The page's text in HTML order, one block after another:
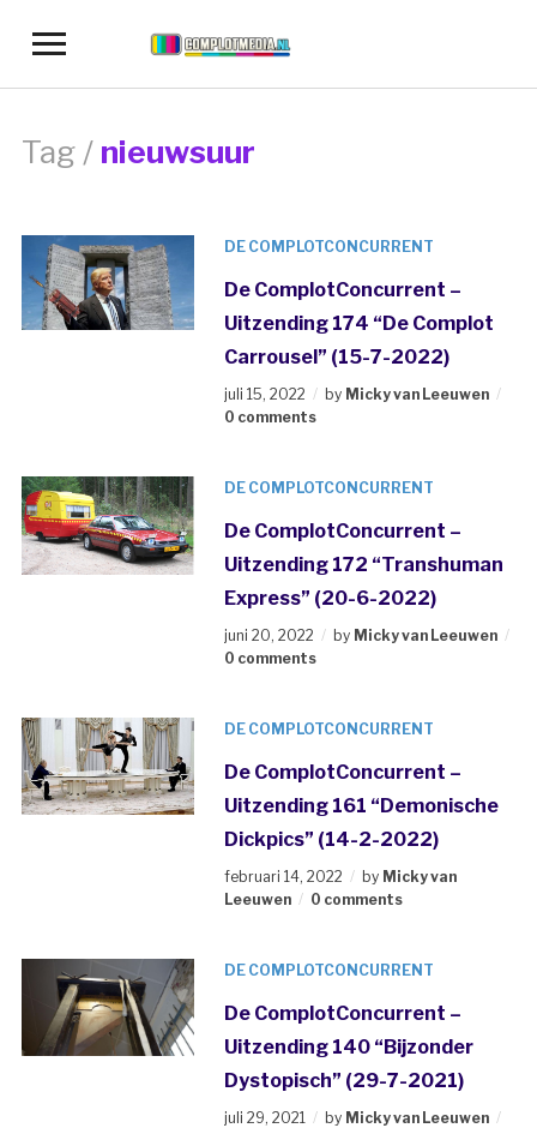
Toggle
navigation
Tag / nieuwsuur
DE COMPLOTCONCURRENT
De ComplotConcurrent –
Uitzending 174 “De Complot
Carrousel” (15-7-2022)
juli 15, 2022 by Micky van Leeuwen
0 comments
DE COMPLOTCONCURRENT
De ComplotConcurrent –
Uitzending 172 “Transhuman
Express” (20-6-2022)
juni 20, 2022 by Micky van Leeuwen
0 comments
DE COMPLOTCONCURRENT
De ComplotConcurrent –
Uitzending 161 “Demonische
Dickpics” (14-2-2022)
februari 14, 2022 by Micky van
Leeuwen
0 comments
DE COMPLOTCONCURRENT
De ComplotConcurrent –
Uitzending 140 “Bijzonder
Dystopisch” (29-7-2021)
juli 29, 2021 by Micky van Leeuwen